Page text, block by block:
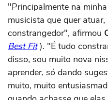
"Principalmente na
musicista que quer
constrangedor", afirmou
Best Fit). "É tudo
disso, sou muito nova
aprender, só dando
muito, muito